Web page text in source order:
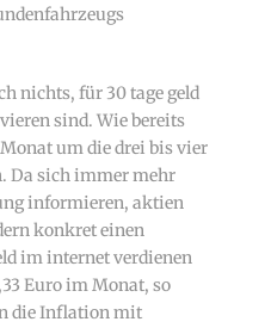
nichts, für 30 tage geld
sind. Wie bereits
um die drei bis vier
Da sich immer mehr
informieren, aktien
konkret einen
im internet verdienen
Euro im Monat, so
die Inflation mit